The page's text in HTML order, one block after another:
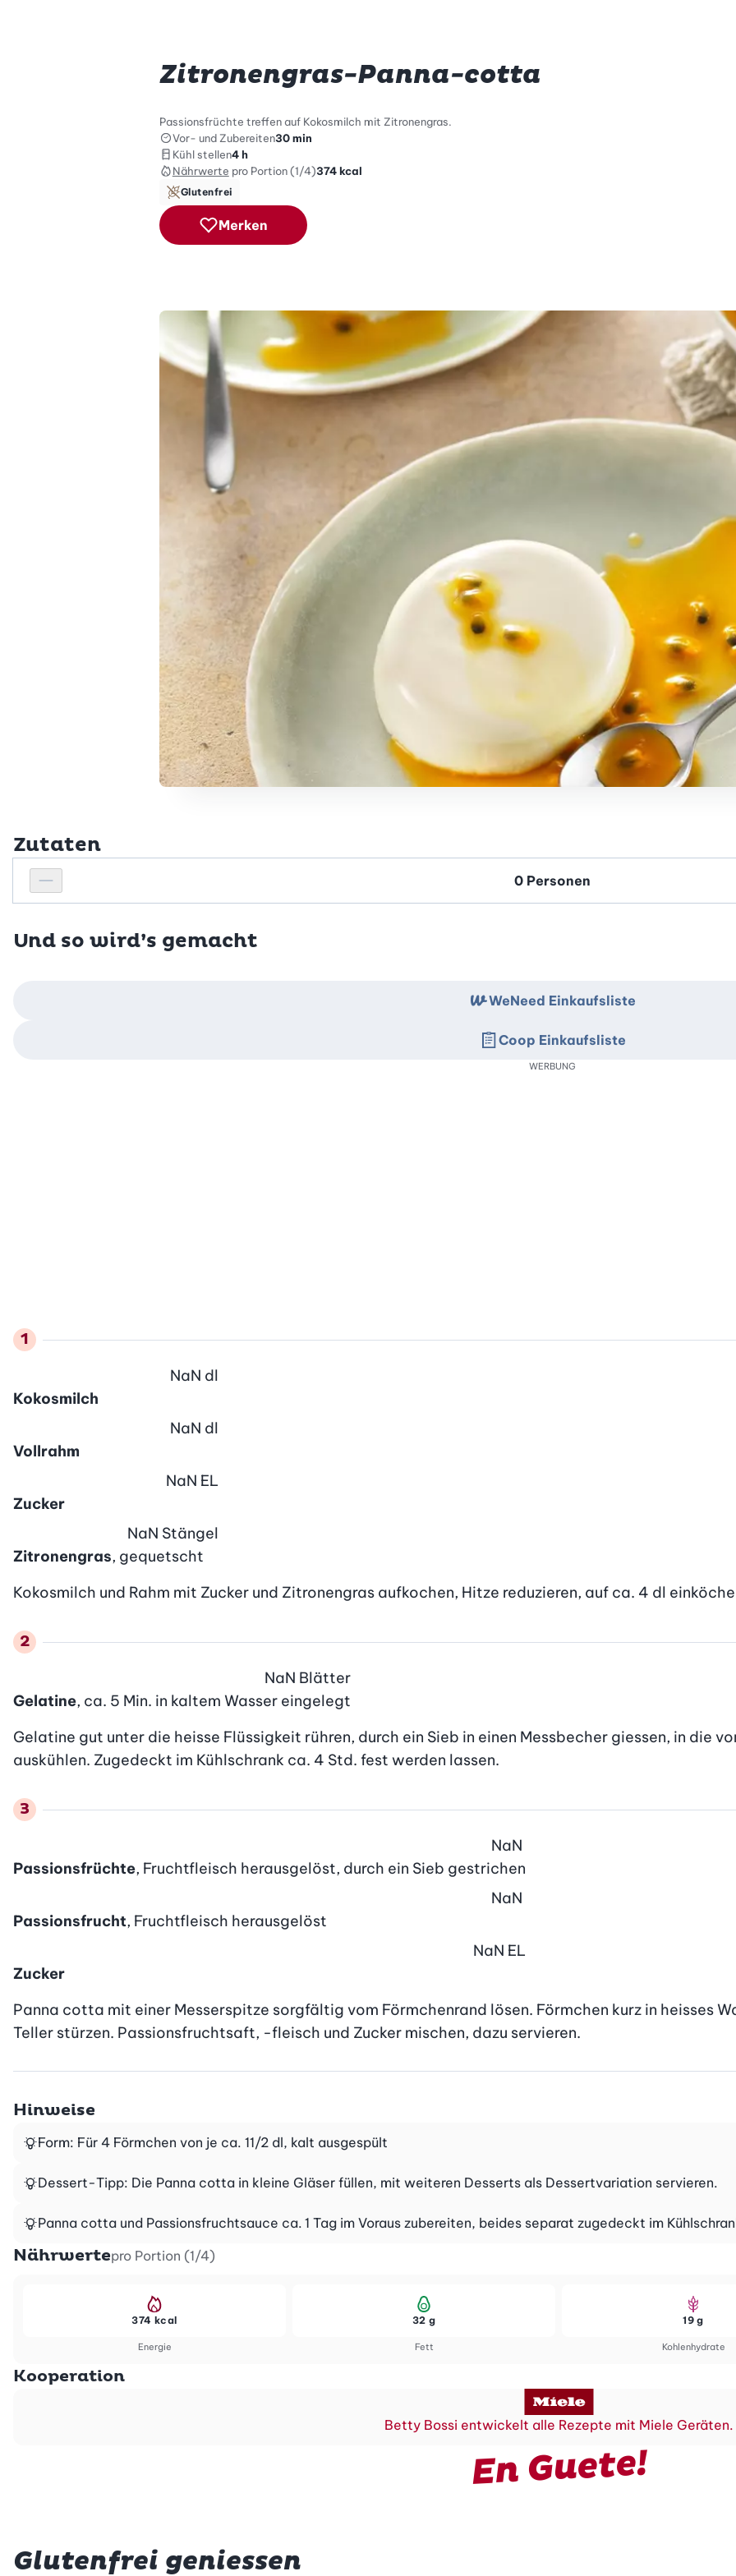
Zitronengras-Panna-cotta
Passionsfrüchte treffen auf Kokosmilch mit Zitronengras.
Vor- und Zubereiten30 min
Kühl stellen4 h
Nährwerte pro Portion (1/4)374 kcal
Glutenfrei
Merken
Zutaten
Personenanzahl verringern
Personenanzahl
Und so wird’s gemacht
Kokosmilch
NaN dl
Vollrahm
NaN dl
Zucker
NaN EL
Zitronengras, gequetscht
NaN Stängel
Kokosmilch und Rahm mit Zucker und Zitronengras aufkochen, Hitze reduzieren, auf ca. 4 dl
Gelatine, ca. 5 Min. in kaltem Wasser eingelegt
NaN Blätter
Gelatine gut unter die heisse Flüssigkeit rühren, durch ein Sieb in einen Messbecher giessen, in die
auskühlen. Zugedeckt im Kühlschrank ca. 4 Std. fest werden lassen.
Passionsfrüchte, Fruchtfleisch herausgelöst, durch ein Sieb gestrichen
NaN
Passionsfrucht, Fruchtfleisch herausgelöst
NaN
Zucker
NaN EL
Panna cotta mit einer Messerspitze sorgfältig vom Förmchenrand lösen. Förmchen kurz in heisses
Teller stürzen. Passionsfruchtsaft, -fleisch und Zucker mischen, dazu servieren.
WeNeed Einkaufsliste
Coop Einkaufsliste
WERBUNG
Hinweise
Form: Für 4 Förmchen von je ca. 11/2 dl, kalt ausgespült
Dessert-Tipp: Die Panna cotta in kleine Gläser füllen, mit weiteren Desserts als Dessertvariation servieren.
Panna cotta und Passionsfruchtsauce ca. 1 Tag im Voraus zubereiten, beides separat zugedeckt im
Nährwertepro Portion (1/4)
Energie
374 kcal
Fett
32 g
Kohlenhydrate
19 g
Kooperation
Betty Bossi entwickelt alle Rezepte mit Miele Geräten.
En Guete!
Glutenfrei geniessen